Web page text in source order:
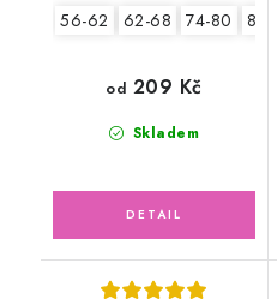
56-62 62-68 74-80
Skladem
od 209 Kč